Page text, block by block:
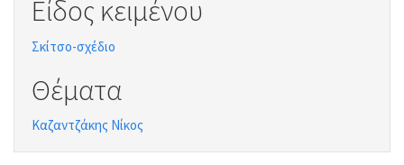
Είδος κειμένου
Σκίτσο-σχέδιο
Θέματα
Καζαντζάκης Νίκος